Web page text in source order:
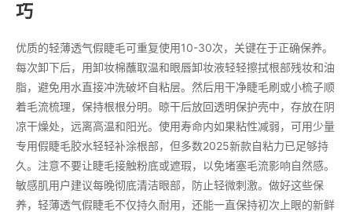
巧
优质的轻薄透气假睫毛可重复使用10-30次，关键在于正确保养。
每次卸下后，用卸妆棉蘸取温和眼唇卸妆液轻轻擦拭根部残妆和油
脂，避免用水直接冲洗破坏自粘层。然后用干净睫毛刷或小梳子顺
着毛流梳理，保持根根分明。晾干后放回透明保护壳中，存放在阴
凉干燥处，远离高温和阳光。使用寿命内如果粘性减弱，可用少量
专用假睫毛胶水轻轻补涂根部，但多数2025新款自粘力已足够持
久。注意不要让睫毛接触粉底或遮瑕，以免堵塞毛流影响自然感。
敏感肌用户建议每晚彻底清洁眼部，防止轻微刺激。做好这些保
养，轻薄透气假睫毛不仅持久耐用，还能一直保持初次上眼的新鲜